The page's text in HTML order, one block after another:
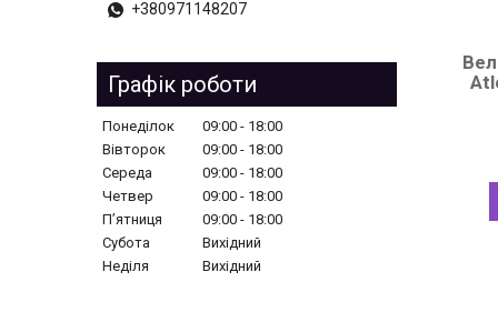
+380971148207
Графік роботи
Понеділок 09:00
18:00
Вівторок
09:00
18:00
Середа
09:00
18:00
Четвер
09:00
18:00
Пʼятниця
09:00
18:00
Субота
Вихідний
Неділя
Вихідний